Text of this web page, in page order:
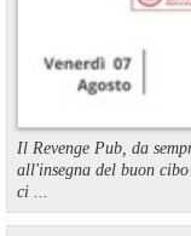
Il Revenge Pub, da
all'insegna del buon
ci ...